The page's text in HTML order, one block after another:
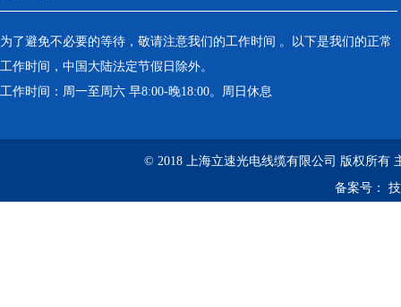
为了避免不必要的等待，敬请注意我们的工作时间 。以下是我们的正常
工作时间，中国大陆法定节假日除外。
工作时间：周一至周六 早8:00-晚18:00。周日休息
© 2018 上海立速光电线缆有限公司 版权所有
备案号：